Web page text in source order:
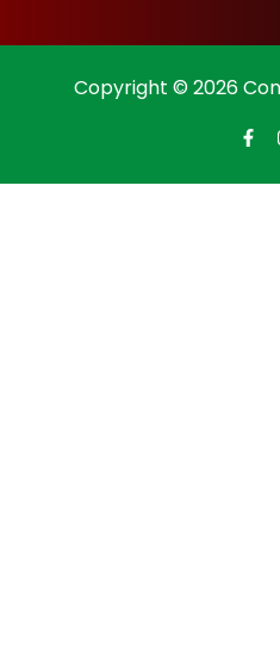
Copyright © 2026